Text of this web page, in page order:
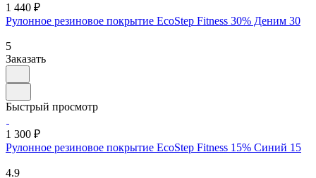
1 440 ₽
Рулонное резиновое покрытие EcoStep Fitness 30% Деним 30
5
Заказать
Быстрый просмотр
1 300 ₽
Рулонное резиновое покрытие EcoStep Fitness 15% Синий 15
4.9